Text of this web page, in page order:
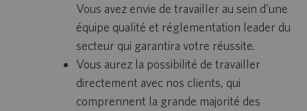
Vous avez envie de travailler au sein d’une
équipe qualité et réglementation leader du
secteur qui garantira votre réussite.
Vous aurez la possibilité de travailler
directement avec nos clients, qui
comprennent la grande majorité des